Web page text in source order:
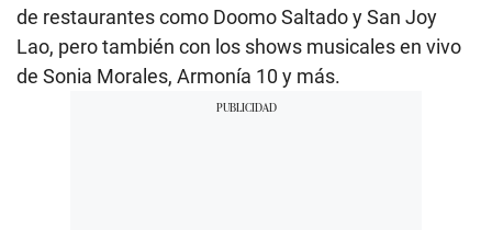
de restaurantes como Doomo Saltado y San Joy
Lao, pero también con los shows musicales en vivo
de Sonia Morales, Armonía 10 y más.